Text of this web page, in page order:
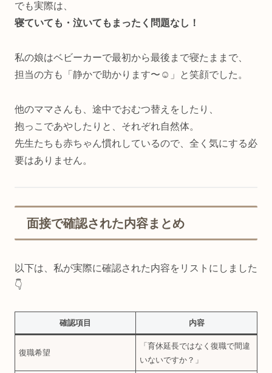
でも実際は、
寝ていても・泣いてもまったく問題なし！
私の娘はベビーカーで最初から最後まで寝たままで、
担当の方も「静かで助かります〜☺️」と笑顔でした。
他のママさんも、途中でおむつ替えをしたり、
抱っこであやしたりと、それぞれ自然体。
先生たちも赤ちゃん慣れしているので、全く気にする必
要はありません。
面接で確認された内容まとめ
以下は、私が実際に確認された内容をリストにしました
👇
確認項目 内容
復職希望
「育休延長ではなく復職で間違
いないですか？」